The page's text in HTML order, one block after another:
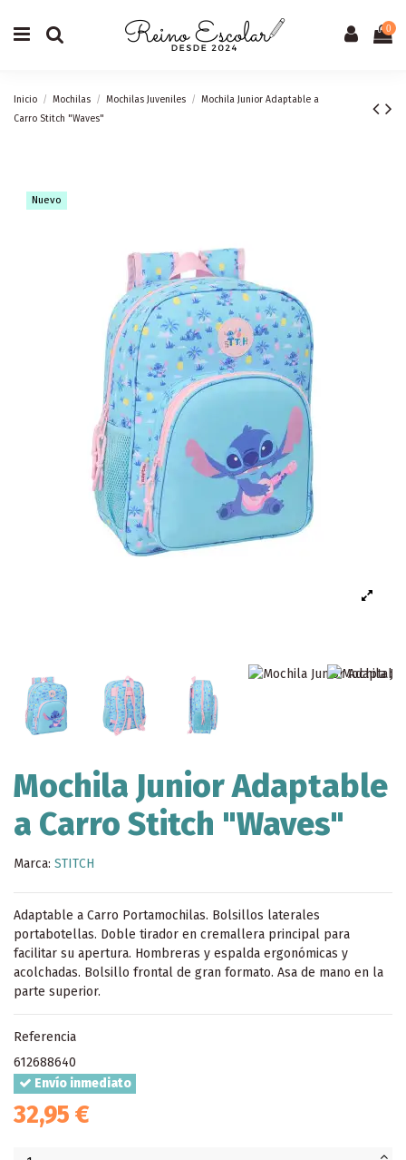
0
Inicio Mochilas Mochilas Juveniles
Mochila Junior Adaptable a
Carro Stitch "Waves"
Nuevo
Mochila Junior Adaptable
a Carro Stitch "Waves"
Marca: STITCH
Adaptable a Carro Portamochilas. Bolsillos laterales
portabotellas. Doble tirador en cremallera principal para
facilitar su apertura. Hombreras y espalda ergonómicas y
acolchadas. Bolsillo frontal de gran formato. Asa de mano en la
parte superior.
Referencia
612688640
Envío inmediato
32,95 €